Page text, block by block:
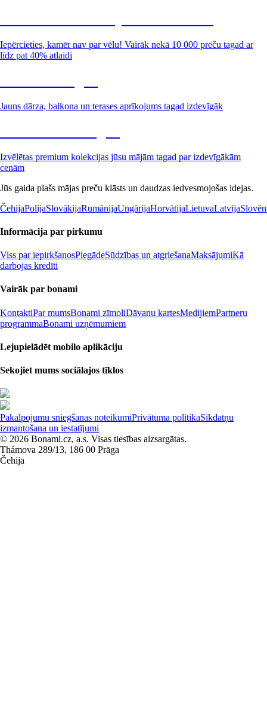
Iepērcieties, kamēr nav par vēlu! Vairāk nekā 10 000 preču tagad ar
līdz pat 40% atlaidi
Jauns dārza, balkona un terases aprīkojums tagad izdevīgāk
Izvēlētas premium kolekcijas jūsu mājām tagad par izdevīgākām
cenām
Jūs gaida plašs mājas preču klāsts un daudzas iedvesmojošas idejas.
ČehijaPolijaSlovākijaRumānijaUngārijaHorvātijaLietuvaLatvija
Informācija par pirkumu
Viss par iepirkšanosPiegādeSūdzības un atgriešanaMaksājumiKā
darbojas kredīti
Vairāk par bonami
KontaktiPar mumsBonami zīmoliDāvanu kartesMedijiemPartneru
programmaBonami uzņēmumiem
Lejupielādēt mobilo aplikāciju
Sekojiet mums sociālajos tīklos
Pakalpojumu sniegšanas noteikumiPrivātuma politikaSīkdatņu
izmantošana un iestatījumi
© 2026 Bonami.cz, a.s. Visas tiesības aizsargātas.
Thámova 289/13, 186 00 Prāga
Čehija